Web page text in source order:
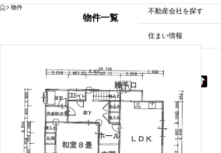
不動産会社を探す
住まい情報
HOME
物件
物件一覧